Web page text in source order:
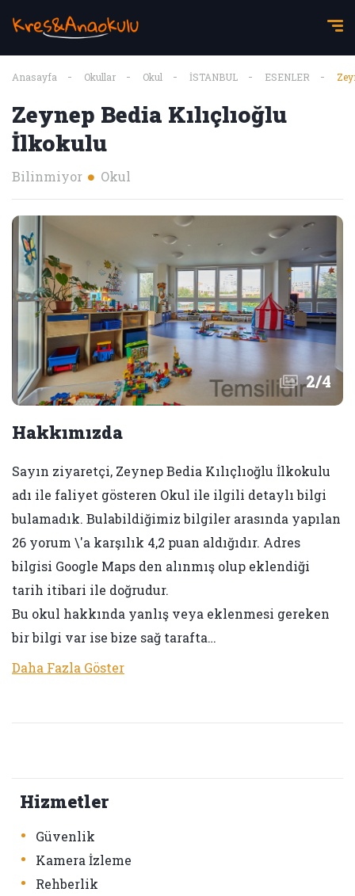
Anasayfa Okullar Okul İSTANBUL ESENLER
Zeynep Bedia Kılıçlıoğlu
İlkokulu
Bilinmiyor Okul
2/4
Hakkımızda
Sayın ziyaretçi, Zeynep Bedia Kılıçlıoğlu İlkokulu
adı ile faliyet gösteren Okul ile ilgili detaylı bilgi
bulamadık. Bulabildiğimiz bilgiler arasında yapılan
26 yorum \'a karşılık 4,2 puan aldığıdır. Adres
bilgisi Google Maps den alınmış olup eklendiği
tarih itibari ile doğrudur.
Bu okul hakkında yanlış veya eklenmesi gereken
bir bilgi var ise bize sağ tarafta…
Daha Fazla Göster
Hizmetler
• Güvenlik
• Kamera İzleme
• Rehberlik